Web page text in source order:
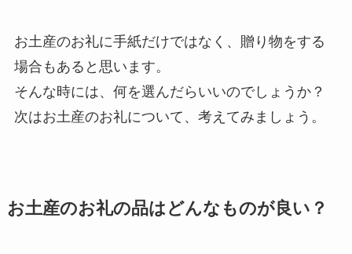
お土産のお礼に手紙だけではなく、贈り物をする
場合もあると思います。
そんな時には、何を選んだらいいのでしょうか？
次はお土産のお礼について、考えてみましょう。
お土産のお礼の品はどんなものが良い？